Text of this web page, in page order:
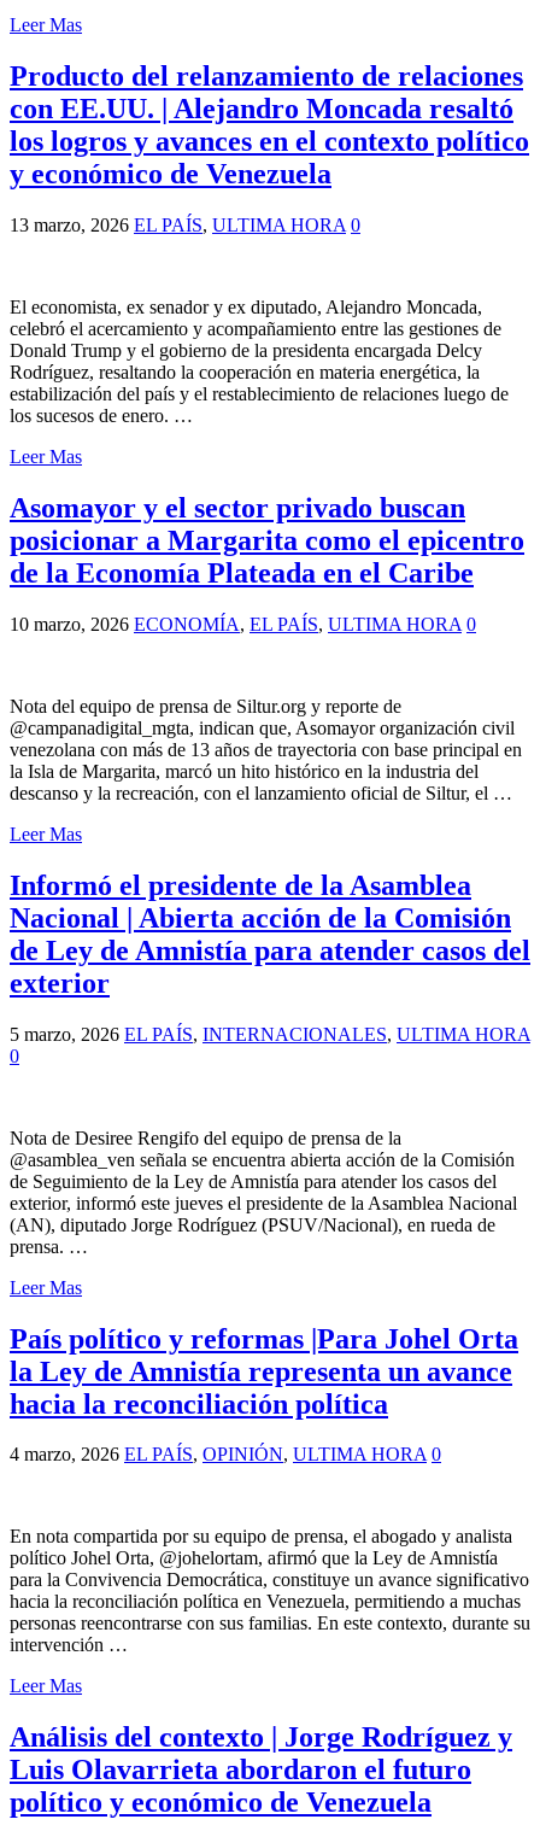
Leer Mas
Producto del relanzamiento de relaciones
con EE.UU. | Alejandro Moncada resaltó
los logros y avances en el contexto político
y económico de Venezuela
13 marzo, 2026 EL PAÍS, ULTIMA HORA 0
El economista, ex senador y ex diputado, Alejandro Moncada,
celebró el acercamiento y acompañamiento entre las gestiones de
Donald Trump y el gobierno de la presidenta encargada Delcy
Rodríguez, resaltando la cooperación en materia energética, la
estabilización del país y el restablecimiento de relaciones luego de
los sucesos de enero. …
Leer Mas
Asomayor y el sector privado buscan
posicionar a Margarita como el epicentro
de la Economía Plateada en el Caribe
10 marzo, 2026 ECONOMÍA, EL PAÍS, ULTIMA HORA 0
Nota del equipo de prensa de Siltur.org y reporte de
@campanadigital_mgta, indican que, Asomayor organización civil
venezolana con más de 13 años de trayectoria con base principal en
la Isla de Margarita, marcó un hito histórico en la industria del
descanso y la recreación, con el lanzamiento oficial de Siltur, el …
Leer Mas
Informó el presidente de la Asamblea
Nacional | Abierta acción de la Comisión
de Ley de Amnistía para atender casos del
exterior
5 marzo, 2026 EL PAÍS, INTERNACIONALES, ULTIMA HORA
0
Nota de Desiree Rengifo del equipo de prensa de la
@asamblea_ven señala se encuentra abierta acción de la Comisión
de Seguimiento de la Ley de Amnistía para atender los casos del
exterior, informó este jueves el presidente de la Asamblea Nacional
(AN), diputado Jorge Rodríguez (PSUV/Nacional), en rueda de
prensa. …
Leer Mas
País político y reformas |Para Johel Orta
la Ley de Amnistía representa un avance
hacia la reconciliación política
4 marzo, 2026 EL PAÍS, OPINIÓN, ULTIMA HORA 0
En nota compartida por su equipo de prensa, el abogado y analista
político Johel Orta, @johelortam, afirmó que la Ley de Amnistía
para la Convivencia Democrática, constituye un avance significativo
hacia la reconciliación política en Venezuela, permitiendo a muchas
personas reencontrarse con sus familias. En este contexto, durante su
intervención …
Leer Mas
Análisis del contexto | Jorge Rodríguez y
Luis Olavarrieta abordaron el futuro
político y económico de Venezuela